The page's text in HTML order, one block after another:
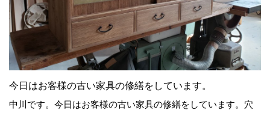
今日はお客様の古い家具の修繕をしています。
中川です。今日はお客様の古い家具の修繕をしています。穴